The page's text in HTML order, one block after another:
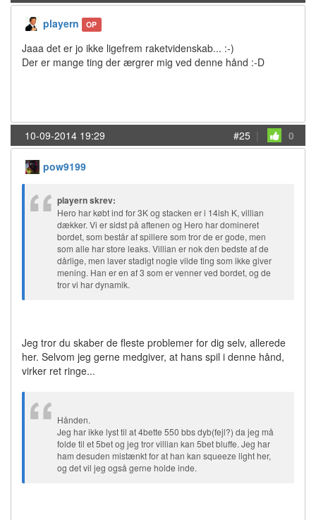
playern OP
Jaaa det er jo ikke ligefrem raketvidenskab... :-)
Der er mange ting der ærgrer mig ved denne hånd :-D
10-09-2014 19:29 #25 | 0
pow9199
playern skrev:
Hero har købt ind for 3K og stacken er i 14ish K, villian
dækker. Vi er sidst på aftenen og Hero har domineret
bordet, som består af spillere som tror de er gode, men
som alle har store leaks. Villian er nok den bedste af de
dårlige, men laver stadigt nogle vilde ting som ikke giver
mening. Han er en af 3 som er venner ved bordet, og de
tror vi har dynamik.
Jeg tror du skaber de fleste problemer for dig selv, allerede
her. Selvom jeg gerne medgiver, at hans spil i denne hånd,
virker ret ringe...
Hånden.
Jeg har ikke lyst til at 4bette 550 bbs dyb(fejl?) da jeg må
folde til et 5bet og jeg tror villian kan 5bet bluffe. Jeg har
ham desuden mistænkt for at han kan squeeze light her,
og det vil jeg også gerne holde inde.